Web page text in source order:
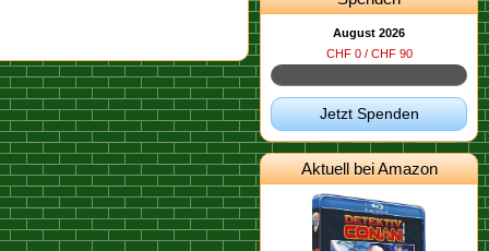
August 2026
CHF 0 / CHF 90
Jetzt Spenden
Aktuell bei Amazon